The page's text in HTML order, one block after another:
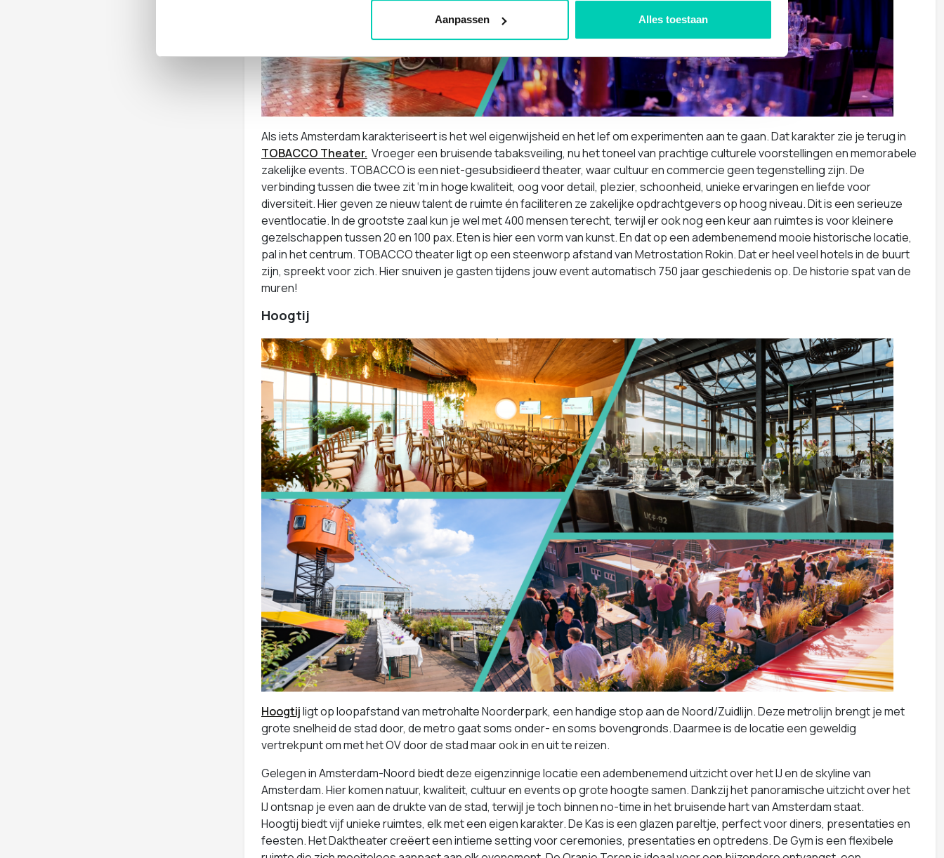
Aanpassen Alles toestaan
Als iets Amsterdam karakteriseert is het wel eigenwijsheid en het lef om experimenten aan te gaan. Dat karakter zie je terug in
TOBACCO Theater. Vroeger een bruisende tabaksveiling, nu het toneel van prachtige culturele voorstellingen en memorabele
zakelijke events. TOBACCO is een niet-gesubsidieerd theater, waar cultuur en commercie geen tegenstelling zijn. De
verbinding tussen die twee zit ‘m in hoge kwaliteit, oog voor detail, plezier, schoonheid, unieke ervaringen en liefde voor
diversiteit. Hier geven ze nieuw talent de ruimte én faciliteren ze zakelijke opdrachtgevers op hoog niveau. Dit is een serieuze
eventlocatie. In de grootste zaal kun je wel met 400 mensen terecht, terwijl er ook nog een keur aan ruimtes is voor kleinere
gezelschappen tussen 20 en 100 pax. Eten is hier een vorm van kunst. En dat op een adembenemend mooie historische locatie,
pal in het centrum. TOBACCO theater ligt op een steenworp afstand van Metrostation Rokin. Dat er heel veel hotels in de buurt
zijn, spreekt voor zich. Hier snuiven je gasten tijdens jouw event automatisch 750 jaar geschiedenis op. De historie spat van de
muren!
Hoogtij
Hoogtijligt op loopafstand van metrohalte Noorderpark, een handige stop aan de Noord/Zuidlijn. Deze metrolijn brengt je met
grote snelheid de stad door, de metro gaat soms onder- en soms bovengronds. Daarmee is de locatie een geweldig
vertrekpunt om met het OV door de stad maar ook in en uit te reizen.
Gelegen in Amsterdam-Noord biedt deze eigenzinnige locatie een adembenemend uitzicht over het IJ en de skyline van
Amsterdam. Hier komen natuur, kwaliteit, cultuur en events op grote hoogte samen. Dankzij het panoramische uitzicht over het
IJ ontsnap je even aan de drukte van de stad, terwijl je toch binnen no-time in het bruisende hart van Amsterdam staat.
Hoogtij biedt vijf unieke ruimtes, elk met een eigen karakter. De Kas is een glazen pareltje, perfect voor diners, presentaties en
feesten. Het Daktheater creëert een intieme setting voor ceremonies, presentaties en optredens. De Gym is een flexibele